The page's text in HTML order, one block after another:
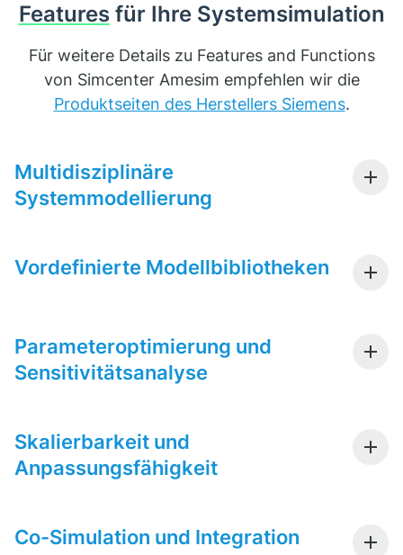
Featuresfür Ihre Systemsimulation
Für weitere Details zu Features and Functions
von Simcenter Amesim empfehlen wir die
Produktseiten des Herstellers Siemens.
Multidisziplinäre
Systemmodellierung
Vordefinierte Modellbibliotheken
Parameteroptimierung und
Sensitivitätsanalyse
Skalierbarkeit und
Anpassungsfähigkeit
Co-Simulation und Integration